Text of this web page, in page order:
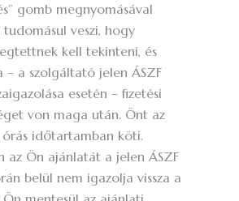
gomb megnyomásával
veszi, hogy
kell tekinteni, és
– a szolgáltató jelen ÁSZF
esetén – fizetési
von maga után. Önt az
időtartamban köti.
az Ön ajánlatát a jelen ÁSZF
belül nem igazolja vissza a